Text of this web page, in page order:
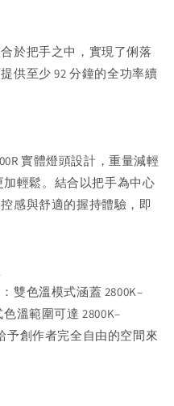
於把手之中，實現了俐落
供至少 92 分鐘的全功率續
實體燈頭設計，重量減輕
輕鬆。結合以把手為中心
感與舒適的握持體驗，即
雙色溫模式涵蓋 2800K–
溫範圍可達 2800K–
予創作者完全自由的空間來